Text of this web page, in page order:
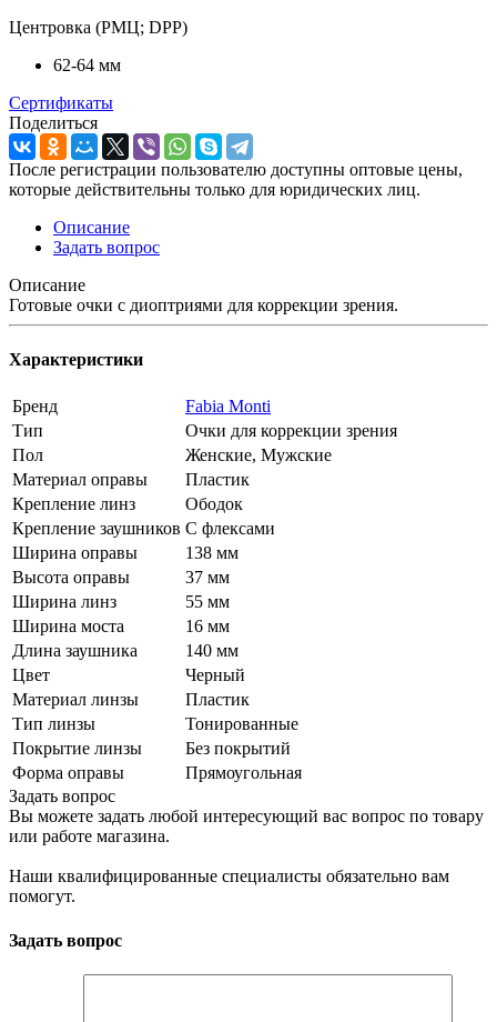
Центровка (РМЦ; DPP)
62-64 мм
Сертификаты
Поделиться
После регистрации пользователю доступны оптовые цены,
которые действительны только для юридических лиц.
Описание
Задать вопрос
Описание
Готовые очки с диоптриями для коррекции зрения.
Характеристики
Бренд
Fabia Monti
Тип
Очки для коррекции зрения
Пол
Женские, Мужские
Материал оправы
Пластик
Крепление линз
Ободок
Крепление заушников С флексами
Ширина оправы
138 мм
Высота оправы
37 мм
Ширина линз
55 мм
Ширина моста
16 мм
Длина заушника
140 мм
Цвет
Черный
Материал линзы
Пластик
Тип линзы
Тонированные
Покрытие линзы
Без покрытий
Форма оправы
Прямоугольная
Задать вопрос
Вы можете задать любой интересующий вас вопрос по товару
или работе магазина.
Наши квалифицированные специалисты обязательно вам
помогут.
Задать вопрос